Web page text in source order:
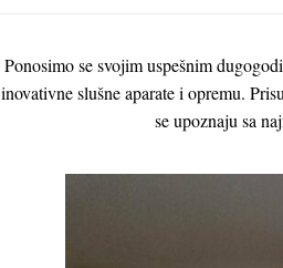
Ponosimo se svojim uspešnim
inovativne slušne aparate i opremu.
se upoznaju sa